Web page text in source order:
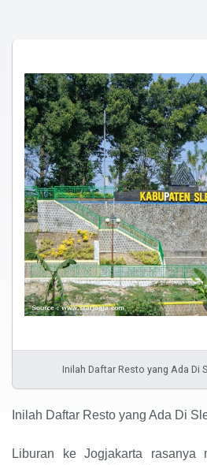
Inilah Daftar Resto yang Ada Di
Inilah Daftar Resto yang Ada Di
Liburan ke Jogjakarta rasanya